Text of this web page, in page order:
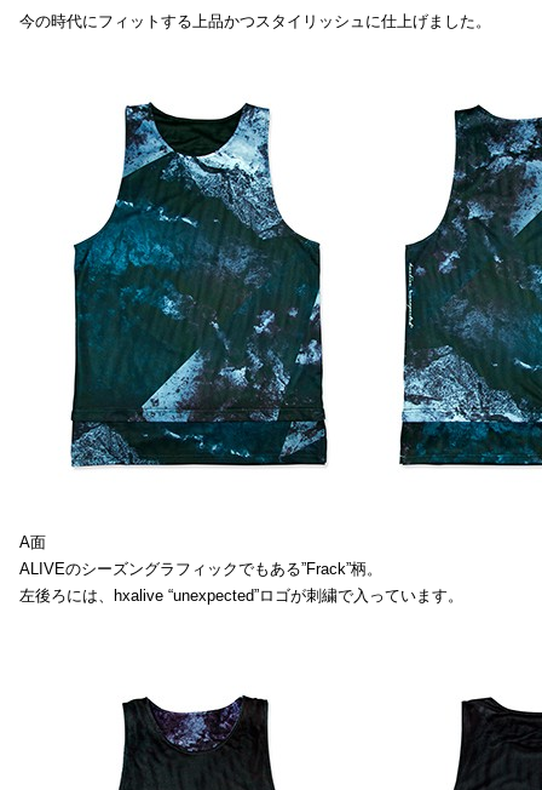
今の時代にフィットする上品かつスタイリッシュに仕上げました。
A面
ALIVEのシーズングラフィックでもある”Frack”柄。
左後ろには、hxalive “unexpected”ロゴが刺繍で入っています。